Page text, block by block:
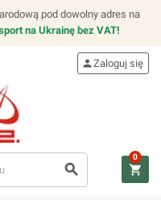
pod dowolny adres na
na Ukrainę bez VAT!
search
personZaloguj się
shopping_cart
0